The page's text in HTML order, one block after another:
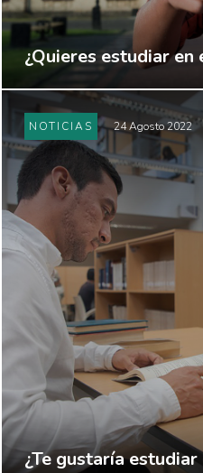
¿Quieres estudiar
NOTICIAS 24 Agosto 2022
¿Te gustaría